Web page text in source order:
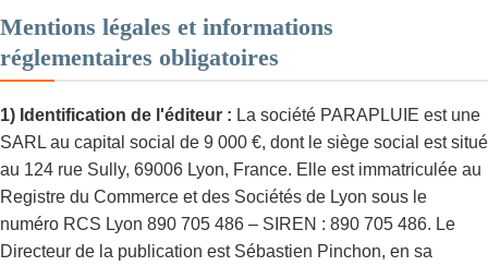
Mentions légales et informations
réglementaires obligatoires
1) Identification de l'éditeur : La société PARAPLUIE est une
SARL au capital social de 9 000 €, dont le siège social est situé
au 124 rue Sully, 69006 Lyon, France. Elle est immatriculée au
Registre du Commerce et des Sociétés de Lyon sous le
numéro RCS Lyon 890 705 486 – SIREN : 890 705 486. Le
Directeur de la publication est Sébastien Pinchon, en sa